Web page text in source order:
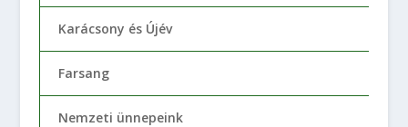
Karácsony és Újév
Farsang
Nemzeti ünnepeink